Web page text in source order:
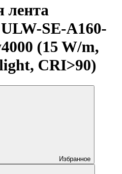
лента
SE-A160-
(15 W/m,
CRI>90)
Избранное